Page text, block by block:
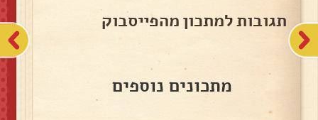
תגובות למתכון מהפייסבוק
מתכונים נוספים